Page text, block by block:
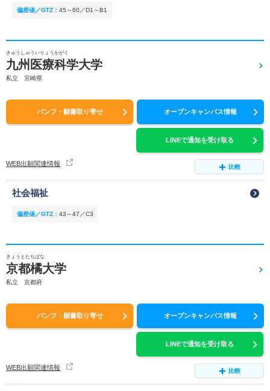
偏差値／GTZ ： 45～60／D1～B1
きゅうしゅういりょうかがく
九州医療科学大学
私立 宮崎県
パンフ・願書取り寄せ オープンキャンパス情報
LINEで通知を受け取る
WEB出願関連情報 比較
社会福祉
偏差値／GTZ ： 43～47／C3
きょうとたちばな
京都橘大学
私立 京都府
パンフ・願書取り寄せ オープンキャンパス情報
LINEで通知を受け取る
WEB出願関連情報 比較